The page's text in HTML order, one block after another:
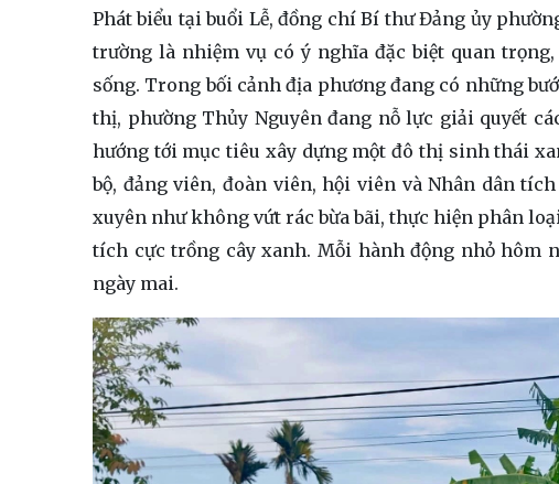
Phát biểu tại buổi Lễ, đồng chí Bí thư Đảng ủy
trường là nhiệm vụ có ý nghĩa đặc biệt quan
sống. Trong bối cảnh địa phương đang có những
thị, phường Thủy Nguyên đang nỗ lực giải quyết
hướng tới mục tiêu xây dựng một đô thị sinh thái
bộ, đảng viên, đoàn viên, hội viên và Nhân dân
xuyên như không vứt rác bừa bãi, thực hiện phân
tích cực trồng cây xanh. Mỗi hành động nhỏ hôm
ngày mai.